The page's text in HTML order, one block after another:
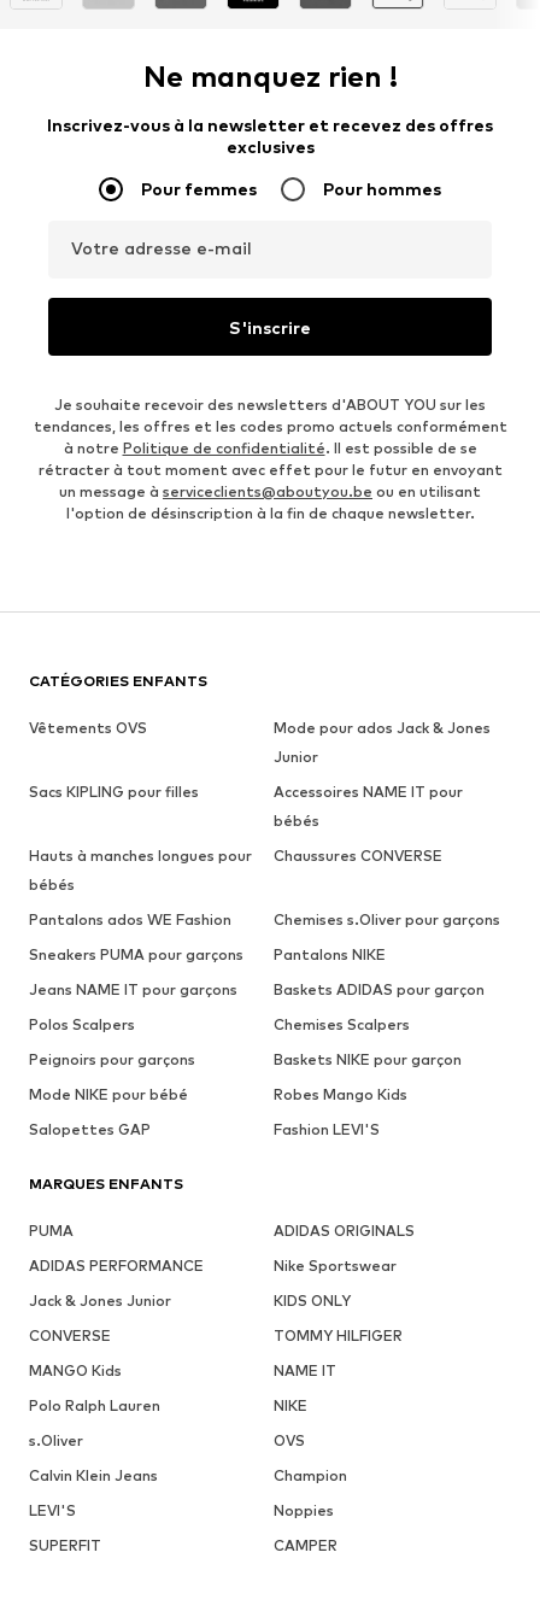
Ne manquez rien !
Inscrivez-vous à la newsletter et recevez des offres
exclusives
Pour femmes Pour hommes
Votre adresse e-mail
S'inscrire
Je souhaite recevoir des newsletters d'ABOUT YOU sur les
tendances, les offres et les codes promo actuels conformément
à notre Politique de confidentialité. Il est possible de se
rétracter à tout moment avec effet pour le futur en envoyant
un message à serviceclients@aboutyou.be ou en utilisant
l'option de désinscription à la fin de chaque newsletter.
CATÉGORIES ENFANTS
Vêtements OVS
Mode pour ados Jack & Jones
Junior
Sacs KIPLING pour filles
Accessoires NAME IT pour
bébés
Hauts à manches longues pour
bébés
Chaussures CONVERSE
Pantalons ados WE Fashion
Chemises s.Oliver pour garçons
Sneakers PUMA pour garçons
Pantalons NIKE
Jeans NAME IT pour garçons
Baskets ADIDAS pour garçon
Polos Scalpers
Chemises Scalpers
Peignoirs pour garçons
Baskets NIKE pour garçon
Mode NIKE pour bébé
Robes Mango Kids
Salopettes GAP
Fashion LEVI'S
MARQUES ENFANTS
PUMA
ADIDAS ORIGINALS
ADIDAS PERFORMANCE
Nike Sportswear
Jack & Jones Junior
KIDS ONLY
CONVERSE
TOMMY HILFIGER
MANGO Kids
NAME IT
Polo Ralph Lauren
NIKE
s.Oliver
OVS
Calvin Klein Jeans
Champion
LEVI'S
Noppies
SUPERFIT
CAMPER